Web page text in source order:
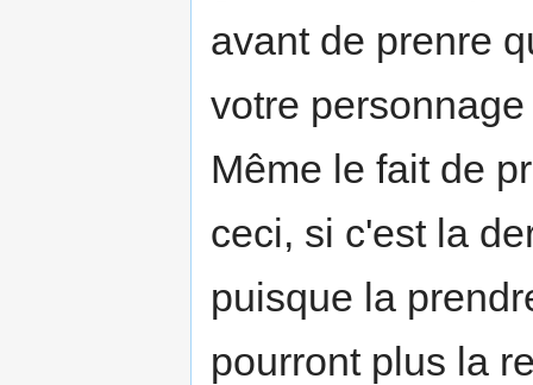
avant de prenre
votre
Même le fait de
ceci, si c'est la
puisque la
pourront plus la